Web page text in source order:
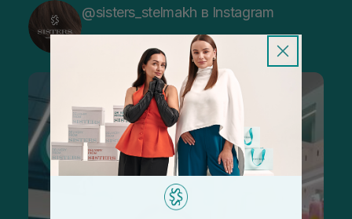
@sisters_stelmakh в Instagram